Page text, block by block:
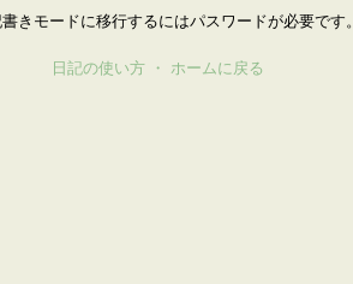
きモードに移行するにはパスワードが必要です。
日記の使い方 ・ ホームに戻る